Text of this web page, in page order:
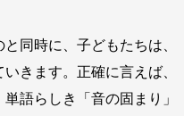
同時に、子どもたちは、
きます。正確に言えば、
語らしき「音の固まり」